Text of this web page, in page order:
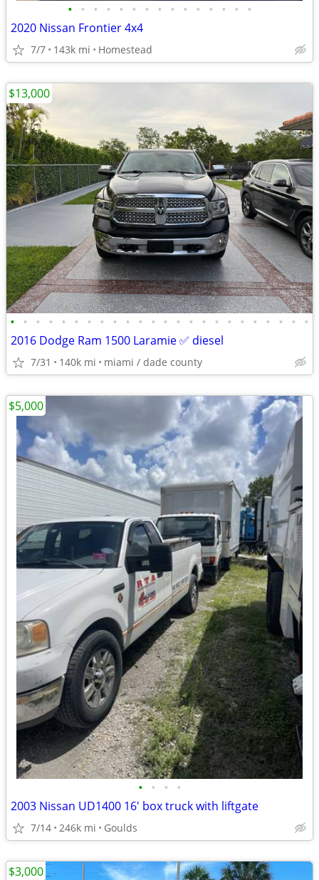
• • • • • • • • • • • • • • •
2020 Nissan Frontier 4x4
7/7 143k mi Homestead
• • • • • • • • • • • • • • • • • • • • • • • •
2016 Dodge Ram 1500 Laramie ✅ diesel
7/31 140k mi miami / dade county
$13,000
• • • •
2003 Nissan UD1400 16' box truck with liftgate
7/14 246k mi Goulds
$5,000
$3,000